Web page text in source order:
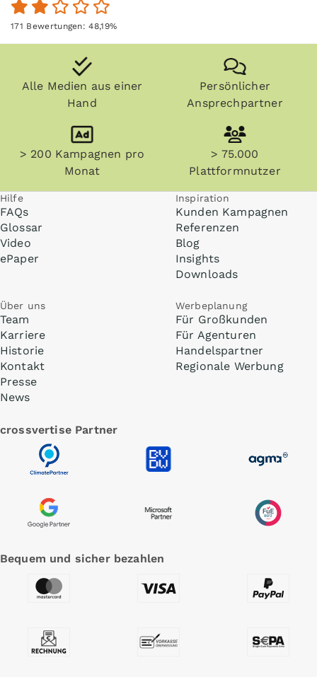
171 Bewertungen:48,19%
Alle Medien aus einer
Hand
Persönlicher
Ansprechpartner
> 200 Kampagnen pro
Monat
> 75.000
Plattformnutzer
Hilfe
FAQs
Glossar
Video
ePaper
Inspiration
Kunden Kampagnen
Referenzen
Blog
Insights
Downloads
Über uns
Team
Karriere
Historie
Kontakt
Presse
News
Werbeplanung
Für Großkunden
Für Agenturen
Handelspartner
Regionale Werbung
crossvertise Partner
Bequem und sicher bezahlen